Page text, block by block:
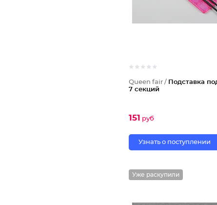
Queen fair / Подставка
7 секций
151 руб
Узнать о поступлении
Уже раскупили